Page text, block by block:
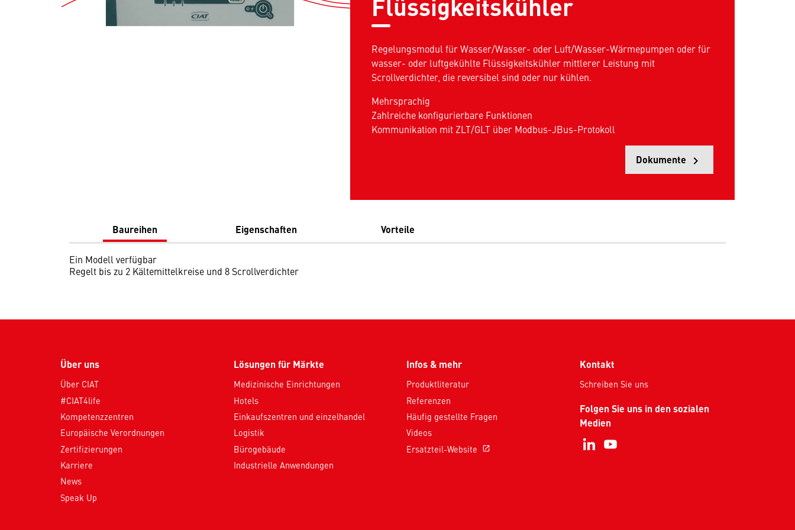
Regelungsmodul für Wasser/Wasser- oder Luft/Wasser-Wärmepumpen oder für
wasser- oder luftgekühlte Flüssigkeitskühler mittlerer Leistung mit
Scrollverdichter, die reversibel sind oder nur kühlen.
Mehrsprachig
Zahlreiche konfigurierbare Funktionen
Kommunikation mit ZLT/GLT über Modbus-JBus-Protokoll
Dokumente keyboard_arrow_rightÖffnet
Baureihen Eigenschaften Vorteile
Ein Modell verfügbar
Regelt bis zu 2 Kältemittelkreise und 8 Scrollverdichter
Über uns
Über CIAT
#CIAT4life
Kompetenzzentren
Europäische Verordnungen
Zertifizierungen
Karriere
News
Speak Up
Lösungen für Märkte
Medizinische Einrichtungen
Hotels
Einkaufszentren und einzelhandel
Logistik
Bürogebäude
Industrielle Anwendungen
Infos & mehr
Produktliteratur
Referenzen
Häufig gestellte Fragen
Videos
Ersatzteil-Website
open_in_new
Kontakt
Schreiben Sie uns
Folgen Sie uns in den sozialen
Medien